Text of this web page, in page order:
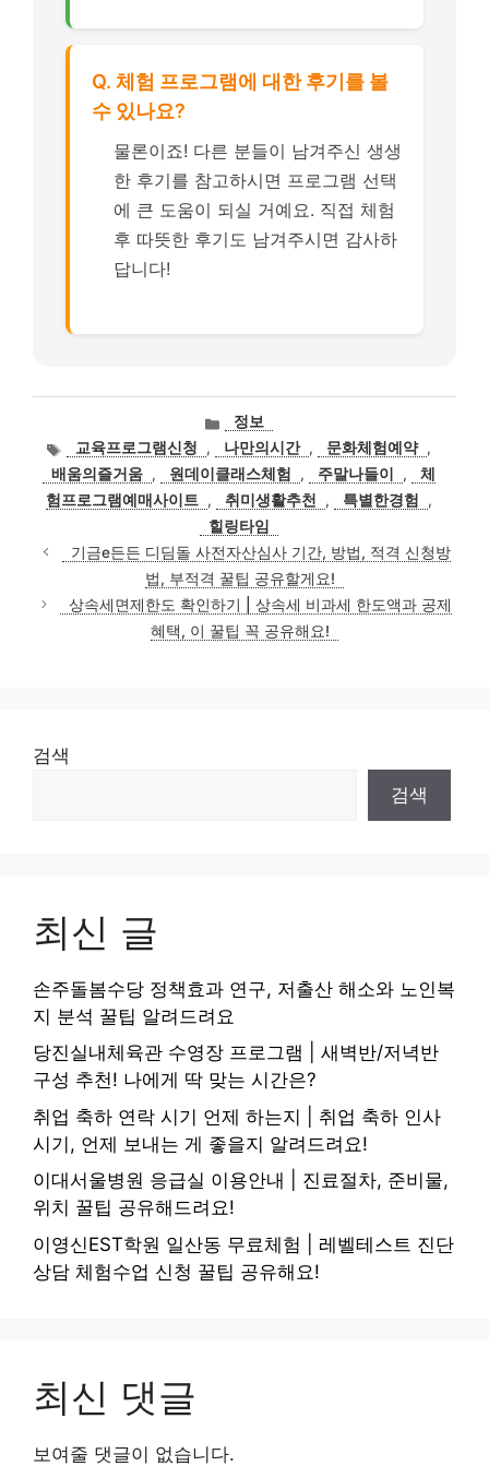
Q. 체험 프로그램에 대한 후기를 볼
수 있나요?
물론이죠! 다른 분들이 남겨주신 생생
한 후기를 참고하시면 프로그램 선택
에 큰 도움이 되실 거예요. 직접 체험
후 따뜻한 후기도 남겨주시면 감사하
답니다!
카
테
고
리
정보
태
그
교육프로그램신청 , 나만의시간 , 문화체험예약 ,
배움의즐거움 , 원데이클래스체험 , 주말나들이 ,
체
험프로그램예매사이트 , 취미생활추천 , 특별한경험
,
힐링타임
기금e든든 디딤돌 사전자산심사 기간, 방법, 적격 신청방
법, 부적격 꿀팁 공유할게요!
상속세면제한도 확인하기 | 상속세 비과세 한도액과 공제
혜택, 이 꿀팁 꼭 공유해요!
검색
검색
최신 글
손주돌봄수당 정책효과 연구, 저출산 해소와 노인복
지 분석 꿀팁 알려드려요
당진실내체육관 수영장 프로그램 | 새벽반/저녁반
구성 추천! 나에게 딱 맞는 시간은?
취업 축하 연락 시기 언제 하는지 | 취업 축하 인사
시기, 언제 보내는 게 좋을지 알려드려요!
이대서울병원 응급실 이용안내 | 진료절차, 준비물,
위치 꿀팁 공유해드려요!
이영신EST학원 일산동 무료체험 | 레벨테스트 진단
상담 체험수업 신청 꿀팁 공유해요!
최신 댓글
보여줄 댓글이 없습니다.